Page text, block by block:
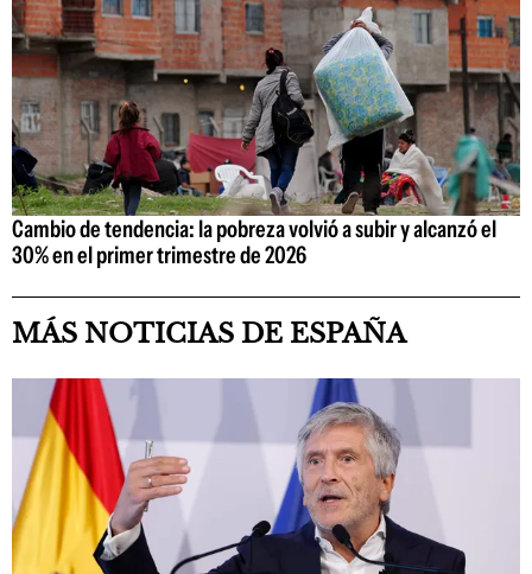
Cambio de tendencia: la pobreza volvió a subir y alcanzó el
30% en el primer trimestre de 2026
MÁS NOTICIAS DE ESPAÑA